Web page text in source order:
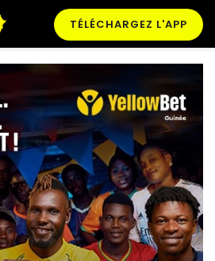
TÉLÉCHARGEZ L'APP